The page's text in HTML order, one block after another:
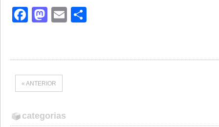
Facebook
Mastodon
Email
« ANTERIOR
categorias